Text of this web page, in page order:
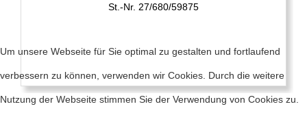
St.-Nr. 27/680/59875
Um unsere Webseite für Sie optimal zu gestalten und fortlaufend
verbessern zu können, verwenden wir Cookies. Durch die weitere
Nutzung der Webseite stimmen Sie der Verwendung von Cookies zu.